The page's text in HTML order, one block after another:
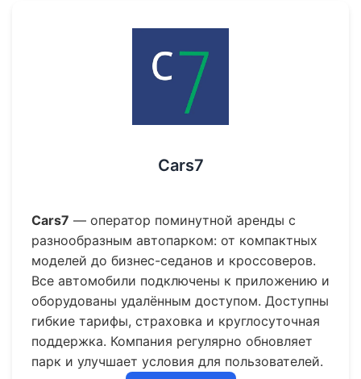
Cars7
Cars7 — оператор поминутной аренды с
разнообразным автопарком: от компактных
моделей до бизнес-седанов и кроссоверов.
Все автомобили подключены к приложению и
оборудованы удалённым доступом. Доступны
гибкие тарифы, страховка и круглосуточная
поддержка. Компания регулярно обновляет
парк и улучшает условия для пользователей.